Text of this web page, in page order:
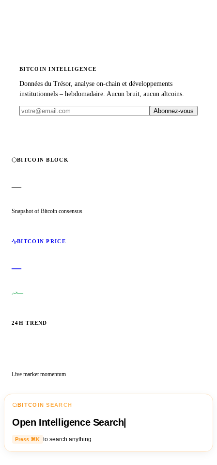
BITCOIN INTELLIGENCE
Données du Trésor, analyse on-chain et développements
institutionnels – hebdomadaire. Aucun bruit, aucun altcoins.
Abonnez-vous
BITCOIN BLOCK
—
Snapshot of Bitcoin consensus
BITCOIN PRICE
—
—
24H TREND
Live market momentum
BITCOIN SEARCH
Open Intelligence Search|
Press ⌘K to search anything